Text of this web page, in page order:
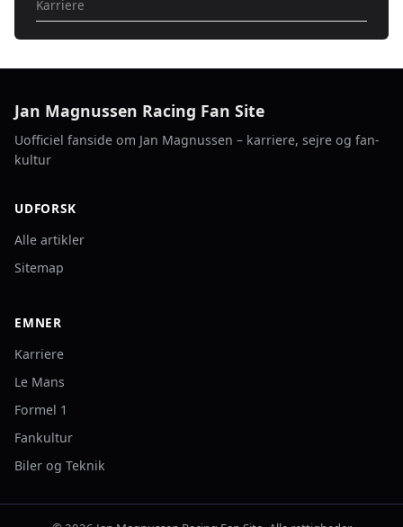
Karriere
Jan Magnussen Racing Fan Site
Uofficiel fanside om Jan Magnussen – karriere, sejre og fan-
kultur
UDFORSK
Alle artikler
Sitemap
EMNER
Karriere
Le Mans
Formel 1
Fankultur
Biler og Teknik